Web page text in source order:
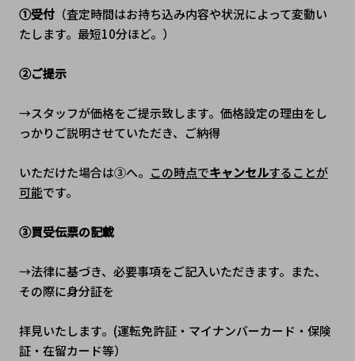
①受付（査定時間はお持ち込み内容や状況によって変動い
たします。最短10分ほど。）
②ご提示
→スタッフが価格をご提示致します。価格設定の理由をし
っかりご説明させていただき、ご納得
いただけた場合は③へ。 この時点でキャンセルすることが
可能です。
③買受伝票の記載
→法律に基づき、必要事項をご記入いただきます。また、
その際に身分証を
拝見いたします。(運転免許証・マイナンバーカード・保険
証・在留カード等）